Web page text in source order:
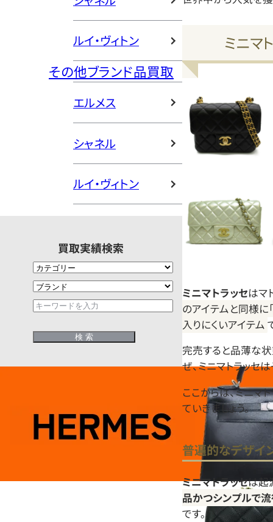
ルイ・ヴィトン
その他ブランド品買取
エルメス
シャネル
ルイ・ヴィトン
買取実績検索
ミニマ
ミニマトラッセはマ
のアイテムと同様に
入りにくいアイテム
完売すると品薄な
ぜ、ミニマトラッセ
ここからは、ミニマ
ていきましょう。
普遍的なデザイ
ミニマトラッセは起
品かつシンプルで
です。